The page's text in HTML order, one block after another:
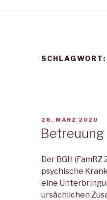
SCHLAGWORT:
VERÖFFENTLICHT
AM
26. MÄRZ 2020
Der BGH
psychische
eine
ursächlichen